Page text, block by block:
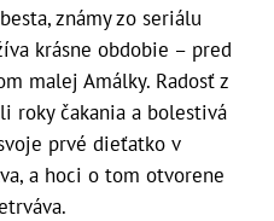
známy zo seriálu
krásne obdobie – pred
malej Amálky. Radosť z
roky čakania a bolestivá
prvé dieťatko v
a hoci o tom otvorene